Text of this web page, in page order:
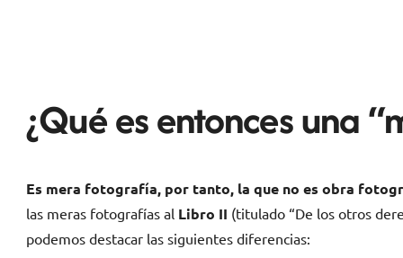
¿Qué es entonces una
Es mera fotografía, por tanto, la que no es obra
las meras fotografías al Libro II (titulado “De los otros
podemos destacar las siguientes diferencias: